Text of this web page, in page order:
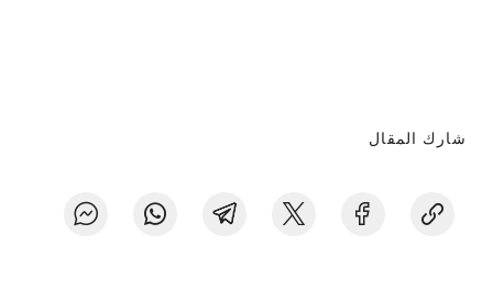
شارك المقال